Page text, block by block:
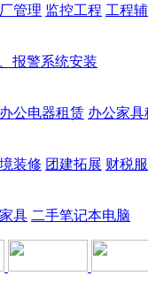
管理 监控工程 工程
报警系统安装
办公电器租赁 办公家具
装修 团建拓展 财税
具 二手笔记本电脑